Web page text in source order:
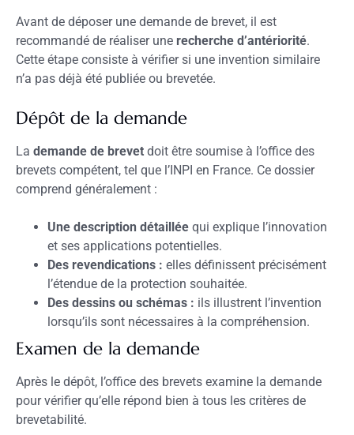
Avant de déposer une demande de brevet, il est
recommandé de réaliser une recherche d’antériorité.
Cette étape consiste à vérifier si une invention similaire
n’a pas déjà été publiée ou brevetée.
Dépôt de la demande
La demande de brevet doit être soumise à l’office des
brevets compétent, tel que l’INPI en France. Ce dossier
comprend généralement :
Une description détaillée qui explique l’innovation
et ses applications potentielles.
Des revendications : elles définissent précisément
l’étendue de la protection souhaitée.
Des dessins ou schémas : ils illustrent l’invention
lorsqu’ils sont nécessaires à la compréhension.
Examen de la demande
Après le dépôt, l’office des brevets examine la demande
pour vérifier qu’elle répond bien à tous les critères de
brevetabilité.